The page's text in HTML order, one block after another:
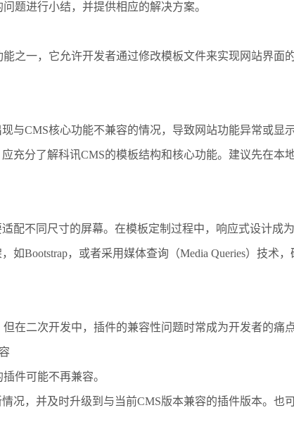
题进行小结，并提供相应的解决方案。
之一，它允许开发者通过修改模板文件来实现网站界面
与CMS核心功能不兼容的情况，导致网站功能异常或显示
充分了解科讯CMS的模板结构和核心功能。建议先在本
配不同尺寸的屏幕。在模板定制过程中，响应式设计成
如Bootstrap，或者采用媒体查询（Media Queries）技术
在二次开发中，插件的兼容性问题时常成为开发者的痛点
件可能不再兼容。
况，并及时升级到与当前CMS版本兼容的插件版本。也